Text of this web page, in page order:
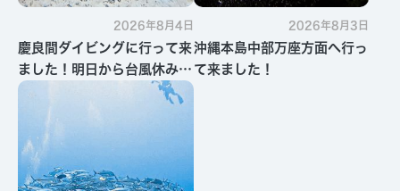
2026年8月4日
慶良間ダイビングに行って来
ました！明日から台風休みで
す・・・
2026年8月3日
沖縄本島中部万座方面へ行っ
て来ました！